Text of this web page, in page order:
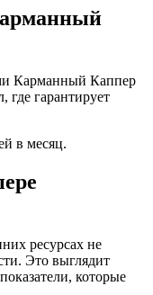
Карманный Каппер
где гарантирует
в месяц.
ресурсах не
Это выглядит
которые